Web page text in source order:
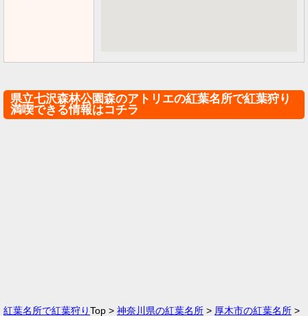
県立七沢森林公園森のアトリエの紅葉名所で紅葉狩り
満喫できる情報はコチラ
紅葉名所で紅葉狩りTop > 神奈川県の紅葉名所 > 厚木市の紅葉名所 >